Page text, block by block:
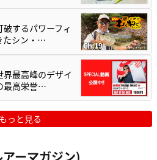
破するパワーフィ
たシン・…
最高峰のデザイ
最高栄誉…
もっと見る